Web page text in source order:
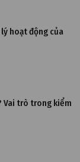
hoạt động của
Vai trò trong kiểm